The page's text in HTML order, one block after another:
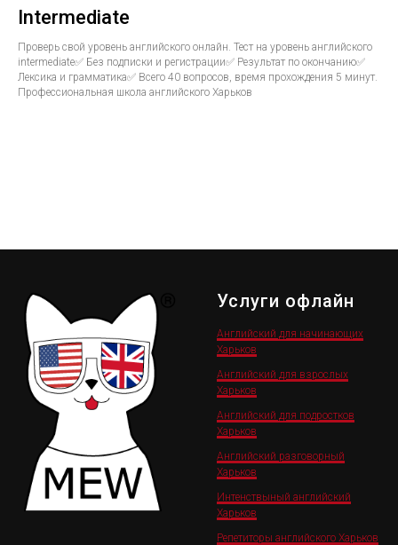
Intermediate
Проверь свой уровень английского онлайн. Тест на уровень английского
intermediate✅ Без подписки и регистрации✅ Результат по окончанию✅
Лексика и грамматика✅ Всего 40 вопросов, время прохождения 5 минут.
Профессиональная школа английского Харьков
Услуги офлайн
Английский для начинающих
Харьков
Английский для взрослых
Харьков
Английский для подростков
Харьков
Английский разговорный
Харьков
Интенствыный английский
Харьков
Репетиторы английского Харьков